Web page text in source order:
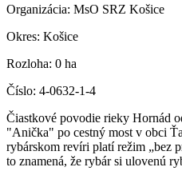
Organizácia: MsO SRZ Košice
Okres: Košice
Rozloha: 0 ha
Číslo: 4-0632-1-4
Čiastkové povodie rieky Hornád
"Anička" po cestný most v obci
rybárskom revíri platí režim „bez
to znamená, že rybár si ulovenú